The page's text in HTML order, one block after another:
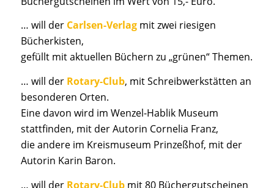
… will der Carlsen-Verlagmit zwei riesigen
Bücherkisten,
gefüllt mit aktuellen Büchern zu „grünen“ Themen.
… will der Rotary-Club, mit Schreibwerkstätten an
besonderen Orten.
Eine davon wird im Wenzel-Hablik Museum
stattfinden, mit der Autorin Cornelia Franz,
die andere im Kreismuseum Prinzeßhof, mit der
Autorin Karin Baron.
… will der Rotary-Clubmit 80 Büchergutscheinen